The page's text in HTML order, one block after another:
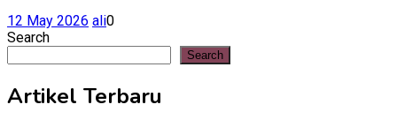
12 May 2026 ali0
Search
Search
Artikel Terbaru